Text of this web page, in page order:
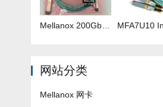
网站分类
Mellanox 网卡